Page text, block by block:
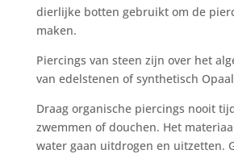
dierlijke botten gebruikt om de
maken.
Piercings van steen zijn over het
van edelstenen of synthetisch Opaal
Draag organische piercings nooit
zwemmen of douchen. Het
water gaan uitdrogen en uitzetten.